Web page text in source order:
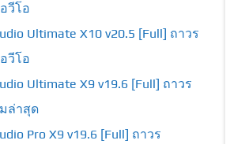
วีโอ
Ultimate X10 v20.5 [Full] ถาวร
วีโอ
Ultimate X9 v19.6 [Full] ถาวร
ล่าสุด
Pro X9 v19.6 [Full] ถาวร